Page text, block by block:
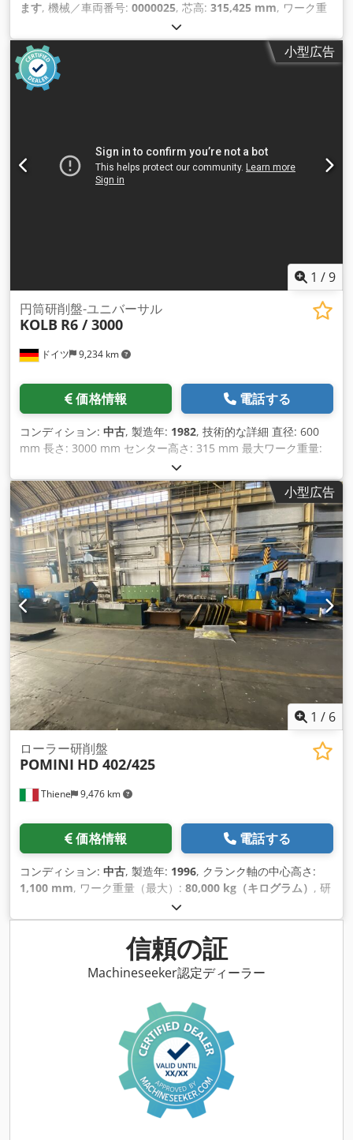
上のホイールヘッド、ホイールプローブ軸A、 検査官軸A1、 ホ
イールヘッドクロストラベルボールねじ、軸X 940 mm 解像度
軸X 0.0001 mm ホイールスピンドル長さ 1.695 mm スピンド
ルベアリング、油圧式、直径254 mm 分解能インフィードマイ
クロメータハンドホイール、軸X 0.00001 mm / 分割 連続ホイ
表面速度 車輪直径 1,066 mm 45 m/秒 表面速度 車輪直径 670
mm 45 m/秒 ホイール穴、直径508 mm ホイールの厚さ 76 -
152 mm ホイール直径 670 - 1,066 mm クラウニング、軸U。
mm 主軸台の長さ 3,110 mm テールストック クイル直径260
mm クイルストローク750 mm 最大中心径、メートル法160
mm テーパーメトリック 直径の5% テールストック長さ1,300
mm テールストックストローク 8,000 mm キャリパー、アーム
軸 C、キャリッジ軸 V、回転軸 B。 最大測定直径2,250 mm 私
の測定可能な直径870 mm 機械寸法。 機械重量130トン 長さ
19.5m。 幅5.5m。 高さ3.2m。 基礎深さ3.8m。 Crsdpfx
Anewdmy Seujf
ます, 機械／車両番号: 0000025, 芯高: 315,425 mm, ワーク重
3,000 kg（キログラム）
石径:750 mm, 全幅:2,700 mm, 全長:11,000 mm, 全高:
2,200 mm
, 芯間ワーク重量:3,000 g ,
中心間距離:
3,300 mm
250 回転/分 , 装備:回転速度無段階可変 , 円筒研削盤
BUC63/3000 CNC、Sinumerik ONE または INTRONIX TOS
CNC 制御システムを備えた 100% 新品。 SUPFINA の超仕上げ
小型広告
1 /9
ドイツ 9,234 km
円筒研削盤-ユニバーサル
KOLB R6 / 3000
価格情報 電話する
コンディション: 中古, 製造年: 1982, 技術的な詳細 直径: 600
mm 長さ: 3000 mm センター高さ: 315 mm 最大ワーク重量:
3000 kg ワークスピンドル回転数: 8 - 120 rpm 研削スピンドル
モーター: 25 kW 研削砥石速度: 45 m/sec 研削ディスク幅 x 直
径: 750 x 80 mm テーブル速度: 30 - 4500 mm/min サンディ
ングスライド送り: 0 - 5 mm/min テーブル旋回+/-：7.5度
Cjdpfxovb Dl Us Anujrf 総所要電力: 55 kVA 機械重量 約18ト
ン 必要スペース 約11.5 x 4 x 2.2 m と 内面研削装置 直径10.1°
に関連する円錐研削 自動研削サイクル 各種リネット、研磨デ
ィスクホルダー クーラントユニット、除塵システム *
小型広告
1 / 6
Thiene 9,476 km
ローラー研削盤
POMINI HD 402/425
価格情報 電話する
コンディション: 中古, 製造年: 1996, クランク軸の中心高さ:
1,100 mm, ワーク重量（最大）: 80,000 kg（キログラム） , 研
915 mm
羽ペンのストローク:200 mm, キル径:260 mm, 芯間ワーク重
, 芯間ワークピース直径:2,000 mm
, 出力:35 キロワット (47.59 馬力)
ド付き高容量シリンダー研削盤 POMINI mod. HD 402/425 -
重 80000 kg。 機械の電気ユニットを完全に改造し、アプリケ
ーションの変更に合わせて更新や変更を管理できる可能性。 グ
ラインダーが切断され、回収の準備が整いました。 Csdpfx
信頼の証
Machineseeker認定ディーラー